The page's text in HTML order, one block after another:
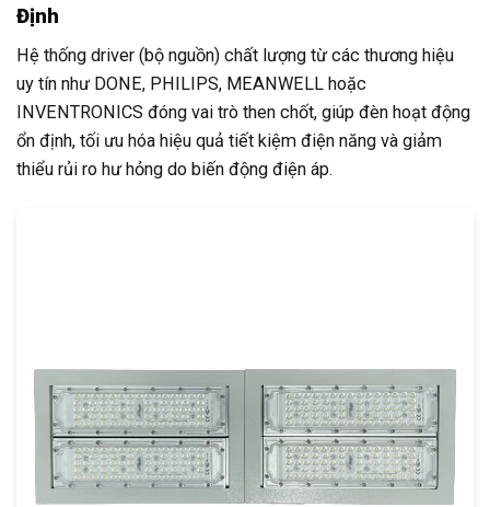
Định
Hệ thống driver (bộ nguồn) chất lượng từ các thương hiệu
uy tín như DONE, PHILIPS, MEANWELL hoặc
INVENTRONICS đóng vai trò then chốt, giúp đèn hoạt động
ổn định, tối ưu hóa hiệu quả tiết kiệm điện năng và giảm
thiểu rủi ro hư hỏng do biến động điện áp.